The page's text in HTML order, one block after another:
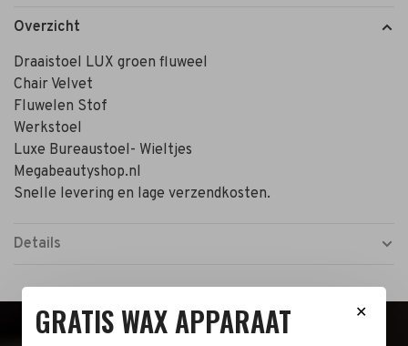
Overzicht
Draaistoel LUX groen fluweel
Chair Velvet
Fluwelen Stof
Werkstoel
Luxe Bureaustoel- Wieltjes
Megabeautyshop.nl
Snelle levering en lage verzendkosten.
Details
✕
GRATIS WAX APPARAAT